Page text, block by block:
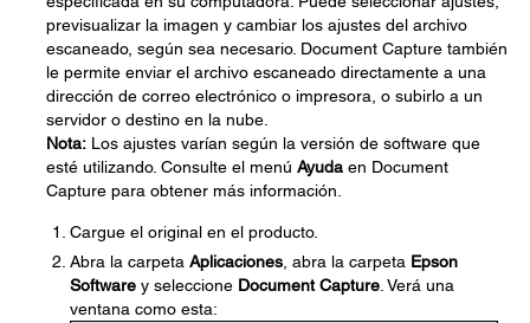
previsualizar la imagen y cambiar los ajustes del archivo
escaneado, según sea necesario. Document Capture también
le permite enviar el archivo escaneado directamente a una
dirección de correo electrónico o impresora, o subirlo a un
servidor o destino en la nube.
Nota: Los ajustes varían según la versión de software que
esté utilizando. Consulte el menú Ayuda en Document
Capture para obtener más información.
Cargue el original en el producto.
Abra la carpeta Aplicaciones , abra la carpeta Epson
Software y seleccione Document Capture . Verá una
ventana como esta: